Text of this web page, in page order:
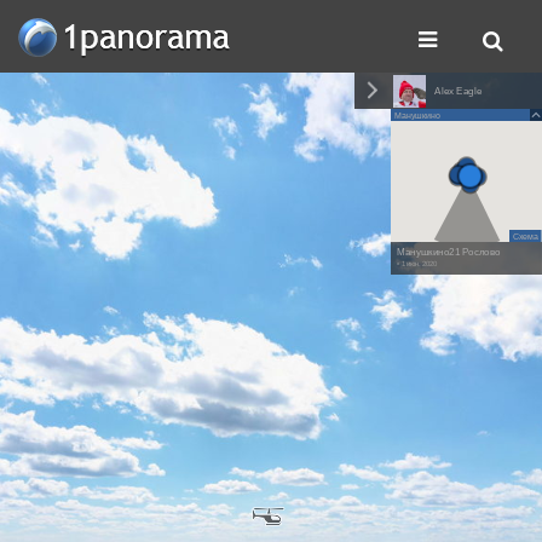
Alex Eagle
Манушкино
Схема
Манушкино21 Рослово
• 1 июн. 2020